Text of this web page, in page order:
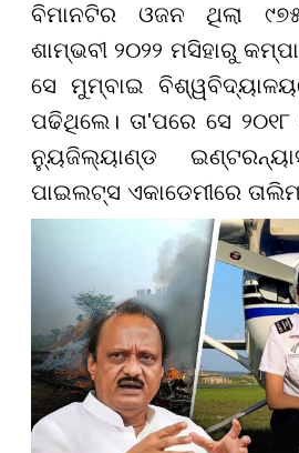
ବିମାନଟିର ଓଜନ ଥିଲା
ଶାମ୍ଭବୀ ୨୦୨୨ ମସିହାରୁ
ସେ ମୁମ୍ବାଇ
ପଢିଥିଲେ। ତା'ପରେ ସେ
ନ୍ୟୁଜିଲ୍ୟାଣ୍ଡ
ପାଇଲଟ୍ସ ଏକାଡେମୀରେ